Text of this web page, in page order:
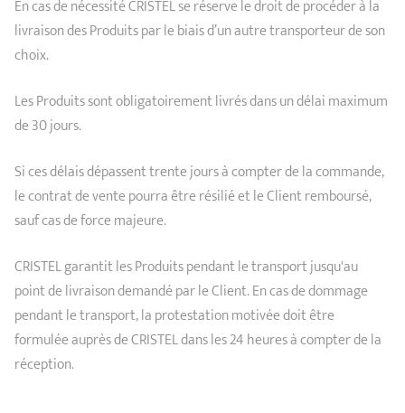
En cas de nécessité CRISTEL se réserve le droit de procéder à la
livraison des Produits par le biais d’un autre transporteur de son
choix.
Les Produits sont obligatoirement livrés dans un délai maximum
de 30 jours.
Si ces délais dépassent trente jours à compter de la commande,
le contrat de vente pourra être résilié et le Client remboursé,
sauf cas de force majeure.
CRISTEL garantit les Produits pendant le transport jusqu'au
point de livraison demandé par le Client. En cas de dommage
pendant le transport, la protestation motivée doit être
formulée auprès de CRISTEL dans les 24 heures à compter de la
réception.